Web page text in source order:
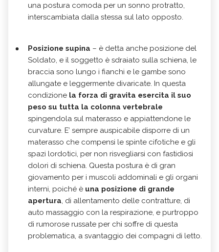
una postura comoda per un sonno protratto,
interscambiata dalla stessa sul lato opposto.
Posizione supina – è detta anche posizione del
Soldato, e il soggetto è sdraiato sulla schiena, le
braccia sono lungo i fianchi e le gambe sono
allungate e leggermente divaricate. In questa
condizione la forza di gravita esercita il suo
peso su tutta la colonna vertebrale
spingendola sul materasso e appiattendone le
curvature. E’ sempre auspicabile disporre di un
materasso che compensi le spinte cifotiche e gli
spazi lordotici, per non risvegliarsi con fastidiosi
dolori di schiena. Questa postura è di gran
giovamento per i muscoli addominali e gli organi
interni, poiché è una posizione di grande
apertura , di allentamento delle contratture, di
auto massaggio con la respirazione, e purtroppo
di rumorose russate per chi soffre di questa
problematica, a svantaggio dei compagni di letto.